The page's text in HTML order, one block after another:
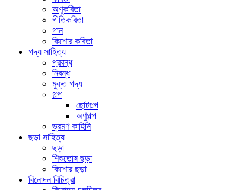
অণুকবিতা
গীতিকবিতা
গান
কিশোর কবিতা
গদ্য সাহিত্য
প্রবন্ধ
নিবন্ধ
মুক্ত গদ্য
গল্প
ছোটগল্প
অণুগল্প
ভ্রমণ কাহিনি
ছড়া সাহিত্য
ছড়া
শিশুতোষ ছড়া
কিশোর ছড়া
বিনোদন বিচিত্রা